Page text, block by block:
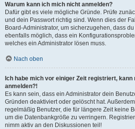
Warum kann ich mich nicht anmelden?
Dafür gibt es viele mögliche Gründe. Prüfe
und dein Passwort richtig sind. Wenn dies der
Board-Administrator, um sicherzugehen, dass
ebenfalls möglich, dass ein
welches ein Administrator lösen muss.
Nach oben
Ich habe mich vor einiger Zeit registriert,
anmelden?!
Es kann sein, dass ein Administrator dein
Gründen deaktiviert oder gelöscht hat.
regelmäßig Benutzer, die für längere Zeit keine
um die Datenbankgröße zu verringern.
nimm aktiv an den Diskussionen teil!